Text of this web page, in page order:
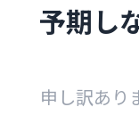
予期し
申し訳あり